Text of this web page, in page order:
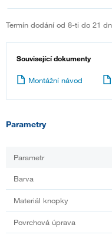
Termín dodání od 8-ti do 21
Související dokumenty
Montážní návod
Parametry
Parametr
Barva
Materiál knopky
Povrchová úprava